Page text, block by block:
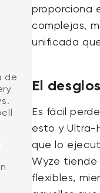
de
proporciona
complejas,
unificada
El
Es fácil
esto y Ultra-
que lo
Wyze tiende
flexibles,